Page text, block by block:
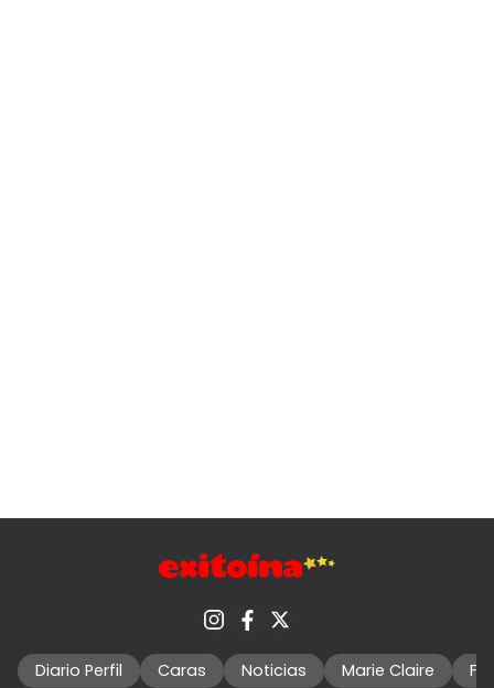
Diario Perfil Caras Noticias Marie Claire